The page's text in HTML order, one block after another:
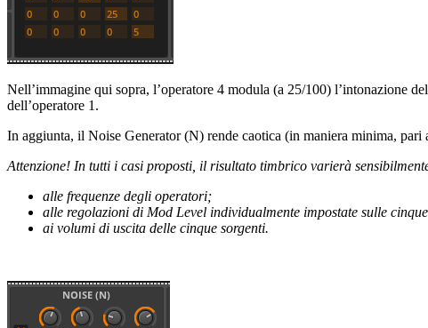
Nell’immagine qui sopra, l’operatore 4 modula (a 25/100) l’intonazione
dell’operatore 1.
In aggiunta, il Noise Generator (N) rende caotica (in maniera minima, pari
Attenzione! In tutti i casi proposti, il risultato timbrico varierà
alle frequenze degli operatori;
alle regolazioni di Mod Level individualmente impostate sulle
ai volumi di uscita delle cinque sorgenti.